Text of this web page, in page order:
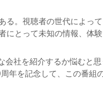
る。視聴者の世代によっ
にとって未知の情報、体
会社を紹介するか悩むと
年を記念して、この番組